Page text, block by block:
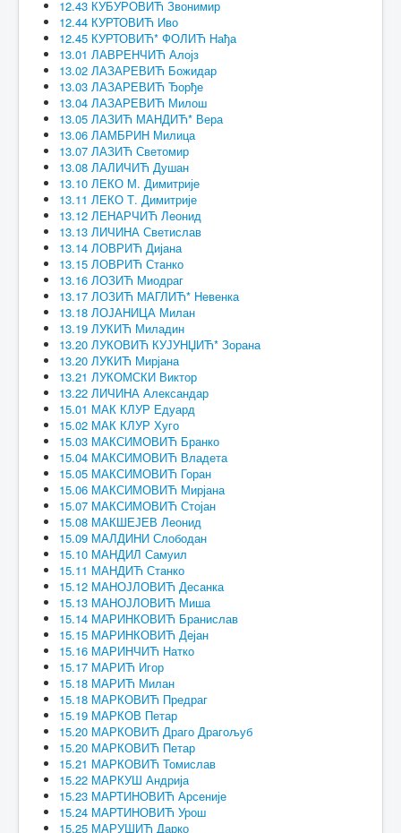
12.43 КУБУРОВИЋ Звонимир
12.44 КУРТОВИЋ Иво
12.45 КУРТОВИЋ* ФОЛИЋ Нађа
13.01 ЛАВРЕНЧИЋ Алојз
13.02 ЛАЗАРЕВИЋ Божидар
13.03 ЛАЗАРЕВИЋ Ђорђе
13.04 ЛАЗАРЕВИЋ Милош
13.05 ЛАЗИЋ МАНДИЋ* Вера
13.06 ЛАМБРИН Милица
13.07 ЛАЗИЋ Светомир
13.08 ЛАЛИЧИЋ Душан
13.10 ЛЕКО М. Димитрије
13.11 ЛЕКО Т. Димитрије
13.12 ЛЕНАРЧИЋ Леонид
13.13 ЛИЧИНА Светислав
13.14 ЛОВРИЋ Дијана
13.15 ЛОВРИЋ Станко
13.16 ЛОЗИЋ Миодраг
13.17 ЛОЗИЋ МАГЛИЋ* Невенка
13.18 ЛОЈАНИЦА Милан
13.19 ЛУКИЋ Миладин
13.20 ЛУКОВИЋ КУЈУНЏИЋ* Зорана
13.20 ЛУКИЋ Мирјана
13.21 ЛУКОМСКИ Виктор
13.22 ЛИЧИНА Александар
15.01 МАК КЛУР Едуард
15.02 МАК КЛУР Хуго
15.03 МАКСИМОВИЋ Бранко
15.04 МАКСИМОВИЋ Владета
15.05 МАКСИМОВИЋ Горан
15.06 МАКСИМОВИЋ Мирјана
15.07 МАКСИМОВИЋ Стојан
15.08 МАКШЕЈЕВ Леонид
15.09 МАЛДИНИ Слободан
15.10 МАНДИЛ Самуил
15.11 МАНДИЋ Станко
15.12 МАНОЈЛОВИЋ Десанка
15.13 МАНОЈЛОВИЋ Миша
15.14 МАРИНКОВИЋ Бранислав
15.15 МАРИНКОВИЋ Дејан
15.16 МАРИНЧИЋ Натко
15.17 МАРИЋ Игор
15.18 МАРИЋ Милан
15.18 МАРКОВИЋ Предраг
15.19 МАРКОВ Петар
15.20 МАРКОВИЋ Драго Драгољуб
15.20 МАРКОВИЋ Петар
15.21 МАРКОВИЋ Томислав
15.22 МАРКУШ Андрија
15.23 МАРТИНОВИЋ Арсеније
15.24 МАРТИНОВИЋ Урош
15.25 МАРУШИЋ Дарко